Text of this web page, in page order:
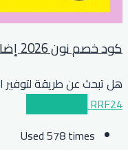
كود خصم نون 2026 إضافي على جميع طلبات من موقع نون
هل تبحث عن طريقة لتوفير
RRF24
Used 578 times